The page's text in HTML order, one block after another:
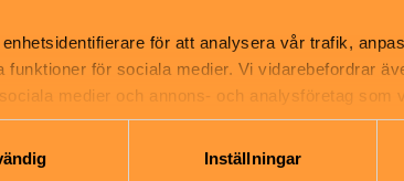
för att analysera vår trafik,
funktioner för sociala medier. Vi vidarebefordrar
medier och annons- och analysföretag
med annan information som du har tillhandahållit
Inställningar
Narvavägen 13-17, Östermalm